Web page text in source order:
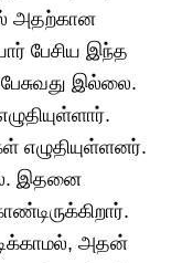
அதற்கான
பேசிய இந்த
இல்லை.
எழுதியுள்ளனர்.
இதனை
அதன்